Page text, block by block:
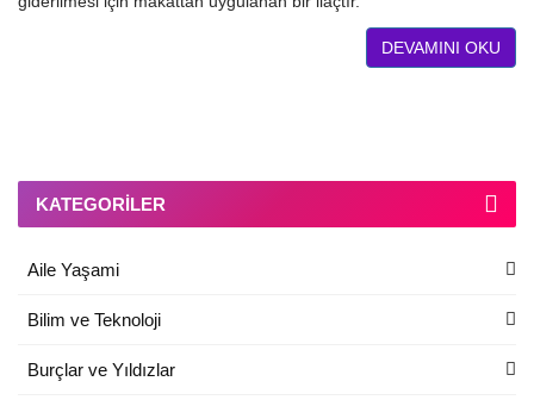
DEVAMINI OKU
KATEGORILER
Aile Yaşami
Bilim ve Teknoloji
Burçlar ve Yıldızlar